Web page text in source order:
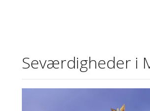
Seværdigheder i